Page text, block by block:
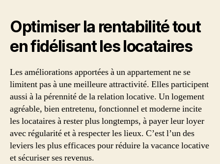
Optimiser la rentabilité tout
en fidélisant les locataires
Les améliorations apportées à un appartement ne se
limitent pas à une meilleure attractivité. Elles participent
aussi à la pérennité de la relation locative. Un logement
agréable, bien entretenu, fonctionnel et moderne incite
les locataires à rester plus longtemps, à payer leur loyer
avec régularité et à respecter les lieux. C’est l’un des
leviers les plus efficaces pour réduire la vacance locative
et sécuriser ses revenus.